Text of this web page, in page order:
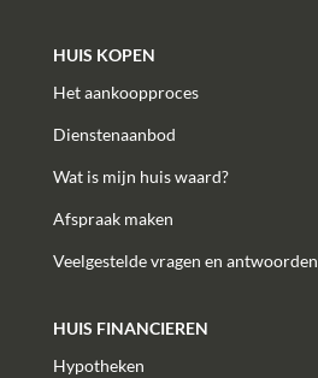
HUIS KOPEN
Het aankoopproces
Dienstenaanbod
Wat is mijn huis waard?
Afspraak maken
Veelgestelde vragen en antwoorden
HUIS FINANCIEREN
Hypotheken